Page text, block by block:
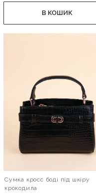
В КОШИК
Сумка кросс боді під шкіру
крокодила